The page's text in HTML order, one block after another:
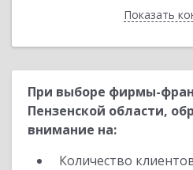
ПоказатьНазад
При выборе фирмы-
Пензенской области,
внимание на:
Количество